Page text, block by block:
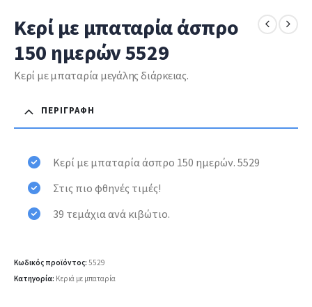
Κερί με μπαταρία άσπρο
150 ημερών 5529
Κερί με μπαταρία μεγάλης διάρκειας.
ΠΕΡΙΓΡΑΦΉ
Κερί με μπαταρία άσπρο 150 ημερών. 5529
Στις πιο φθηνές τιμές!
39 τεμάχια ανά κιβώτιο.
Κωδικός προϊόντος: 5529
Κατηγορία: Κεριά με μπαταρία